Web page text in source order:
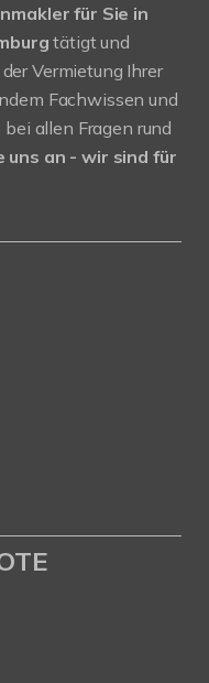
für Sie in
tätigt und
Vermietung Ihrer
Fachwissen und
allen Fragen rund
uns an - wir sind für